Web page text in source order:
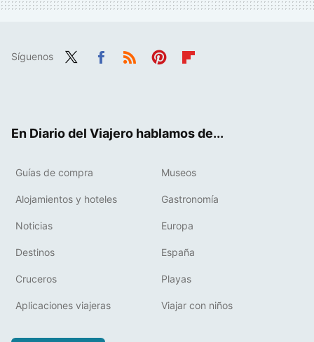
Síguenos
En Diario del Viajero hablamos de...
Guías de compra Museos
Alojamientos y hoteles Gastronomía
Noticias Europa
Destinos España
Cruceros Playas
Aplicaciones viajeras Viajar con niños